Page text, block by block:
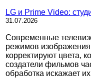
LG и Prime Video:
31.07.2026
Современные
режимов
корректируют цвета,
создатели фильмов
обработка искажает